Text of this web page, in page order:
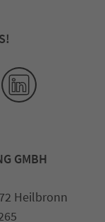
GMBH
Heilbronn